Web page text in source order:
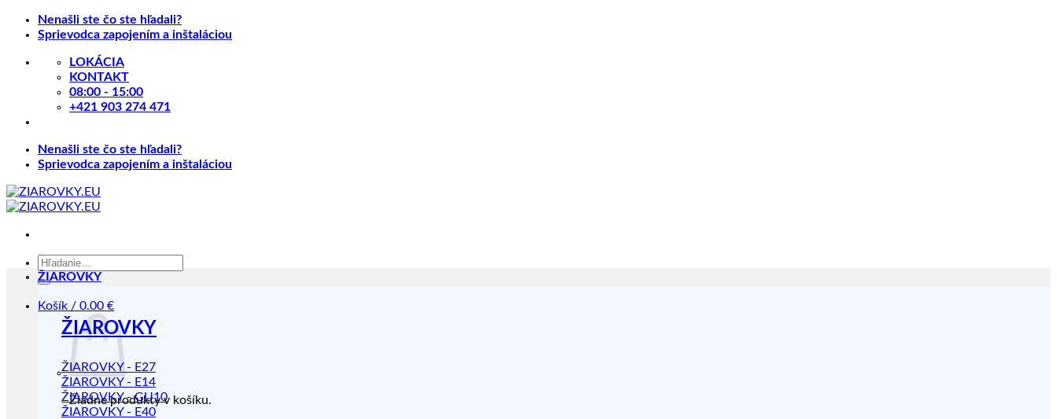
Skip
Nenašli ste čo ste hľadali?
Sprievodca zapojením a inštaláciou
LOKÁCIA
KONTAKT
08:00 - 15:00
+421 903 274 471
Nenašli ste čo ste hľadali?
Sprievodca zapojením a inštaláciou
Hľadať:
Košík / 0.00 €
Žiadne produkty v košíku.
ŽIAROVKY
ŽIAROVKY
ŽIAROVKY - E27
ŽIAROVKY - E14
ŽIAROVKY - GU10
ŽIAROVKY - E40